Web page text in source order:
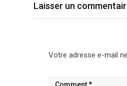
Laisser un
Votre adresse e-mail